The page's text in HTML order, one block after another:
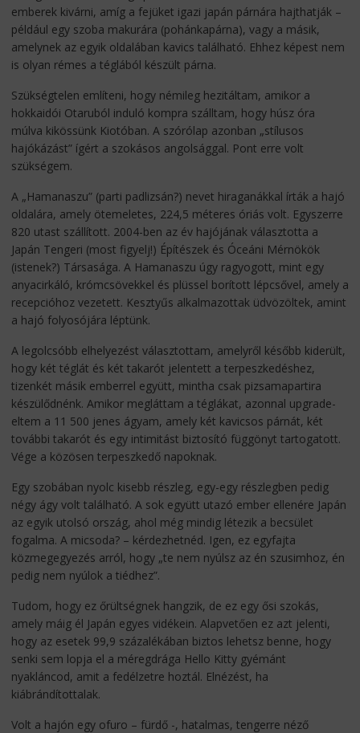
emberek kivárni, amíg a fejüket igazi japán párnára hajthatják –
például egy szoba makurára (pohánkapárna), vagy a másik,
amelynek az egyik oldalában kavics található. Ehhez képest nem
is olyan rémes a téglából készült párna.
Szükségtelen említeni, hogy némileg hezitáltam, amikor a
hokkaidói Otaruból induló kompra szálltam, hogy húsz óra
múlva kikössünk Kiotóban. A szórólap azonban „stílusos
hajókázást” ígért a szokásos angolsággal. Pont erre volt
szükségem.
A „Hamanaszu” (parti padlizsán?) nevet hiraganákkal írták a hajó
oldalára, amely ötemeletes, 224,5 méteres óriás volt. Egyszerre
820 utast szállított. 2004-ben az év hajójának választotta a
Japán Tengeri (most figyelj!) Építészek és Óceáni Mérnökök
(istenek?) Társasága. A Hamanaszu úgy ragyogott, mint egy
anyacirkáló, krómcsövekkel és plüssel borított lépcsővel, amely a
recepcióhoz vezetett. Kesztyűs alkalmazottak üdvözöltek, amint
a hajó folyosójára léptünk.
A legolcsóbb elhelyezést választottam, amelyről később kiderült,
hogy két téglát és két takarót jelentett a terpeszkedéshez,
tizenkét másik emberrel együtt, mintha csak pizsamapartira
készülődnénk. Amikor megláttam a téglákat, azonnal upgrade-
eltem a 11 500 jenes ágyam, amely két kavicsos párnát, két
további takarót és egy intimitást biztosító függönyt tartogatott.
Vége a közösen terpeszkedő napoknak.
Egy szobában nyolc kisebb részleg, egy-egy részlegben pedig
négy ágy volt található. A sok együtt utazó ember ellenére Japán
az egyik utolsó ország, ahol még mindig létezik a becsület
fogalma. A micsoda? – kérdezhetnéd. Igen, ez egyfajta
közmegegyezés arról, hogy „te nem nyúlsz az én szusimhoz, én
pedig nem nyúlok a tiédhez”.
Tudom, hogy ez őrültségnek hangzik, de ez egy ősi szokás,
amely máig él Japán egyes vidékein. Alapvetően ez azt jelenti,
hogy az esetek 99,9 százalékában biztos lehetsz benne, hogy
senki sem lopja el a méregdrága Hello Kitty gyémánt
nyakláncod, amit a fedélzetre hoztál. Elnézést, ha
kiábrándítottalak.
Volt a hajón egy ofuro – fürdő -, hatalmas, tengerre néző